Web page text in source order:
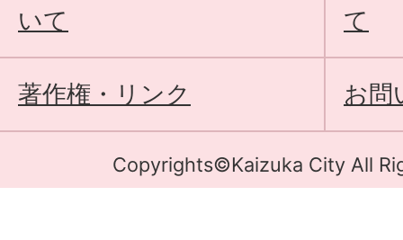
いて
て
著作権・リンク お問
Copyrights©Kaizuka City All